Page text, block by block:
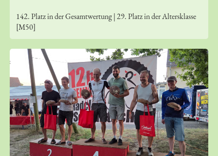
142. Platz in der Gesamtwertung | 29. Platz in der Altersklasse
[M50]